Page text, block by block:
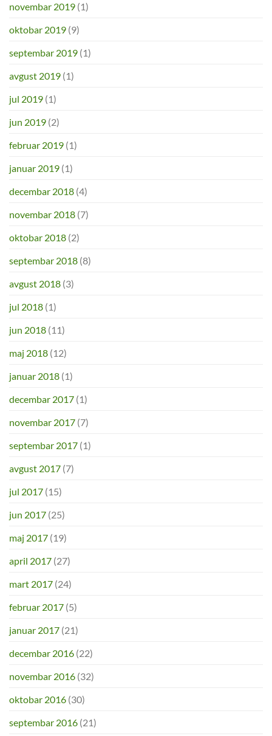
novembar 2019 (1)
oktobar 2019 (9)
septembar 2019 (1)
avgust 2019 (1)
jul 2019 (1)
jun 2019 (2)
februar 2019 (1)
januar 2019 (1)
decembar 2018 (4)
novembar 2018 (7)
oktobar 2018 (2)
septembar 2018 (8)
avgust 2018 (3)
jul 2018 (1)
jun 2018 (11)
maj 2018 (12)
januar 2018 (1)
decembar 2017 (1)
novembar 2017 (7)
septembar 2017 (1)
avgust 2017 (7)
jul 2017 (15)
jun 2017 (25)
maj 2017 (19)
april 2017 (27)
mart 2017 (24)
februar 2017 (5)
januar 2017 (21)
decembar 2016 (22)
novembar 2016 (32)
oktobar 2016 (30)
septembar 2016 (21)